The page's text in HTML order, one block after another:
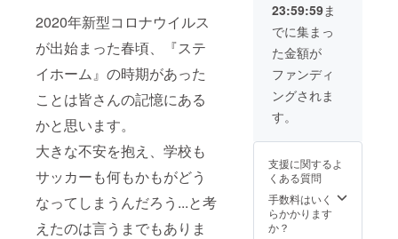
2020年新型コロナウイルス
が出始まった春頃、『ステ
イホーム』の時期があった
ことは皆さんの記憶にある
かと思います。
大きな不安を抱え、学校も
サッカーも何もかもがどう
なってしまうんだろう...と考
えたのは言うまでもありま
23:59:59ま
でに集まっ
た金額が
ファンディ
ングされま
す。
支援に関するよ
くある質問
手数料はいく
らかかります
か？